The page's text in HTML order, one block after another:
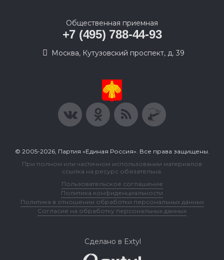
Общественная приемная
+7 (495) 788-44-93
Москва, Кутузовский проспект, д. 39
© 2005-2026, Партия «Единая Россия». Все права защищены.
При полном или частичном использовании материалов
ссылка на ресурс обязательна.
Пользовательское соглашение
Политика конфиденциальности
Политика в отношении обработки персональных данных
Согласие на обработку персональных данных
Сделано в Extyl